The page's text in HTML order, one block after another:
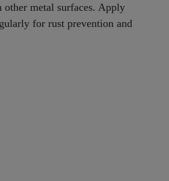
metal surfaces. Apply
for rust prevention and